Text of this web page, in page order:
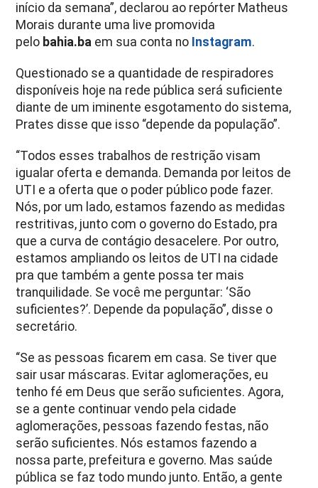
início da semana”, declarou ao repórter Matheus
Morais durante uma live promovida
pelo bahia.ba em sua conta no Instagram.
Questionado se a quantidade de respiradores
disponíveis hoje na rede pública será suficiente
diante de um iminente esgotamento do sistema,
Prates disse que isso “depende da população”.
“Todos esses trabalhos de restrição visam
igualar oferta e demanda. Demanda por leitos de
UTI e a oferta que o poder público pode fazer.
Nós, por um lado, estamos fazendo as medidas
restritivas, junto com o governo do Estado, pra
que a curva de contágio desacelere. Por outro,
estamos ampliando os leitos de UTI na cidade
pra que também a gente possa ter mais
tranquilidade. Se você me perguntar: ‘São
suficientes?’. Depende da população”, disse o
secretário.
“Se as pessoas ficarem em casa. Se tiver que
sair usar máscaras. Evitar aglomerações, eu
tenho fé em Deus que serão suficientes. Agora,
se a gente continuar vendo pela cidade
aglomerações, pessoas fazendo festas, não
serão suficientes. Nós estamos fazendo a
nossa parte, prefeitura e governo. Mas saúde
pública se faz todo mundo junto. Então, a gente